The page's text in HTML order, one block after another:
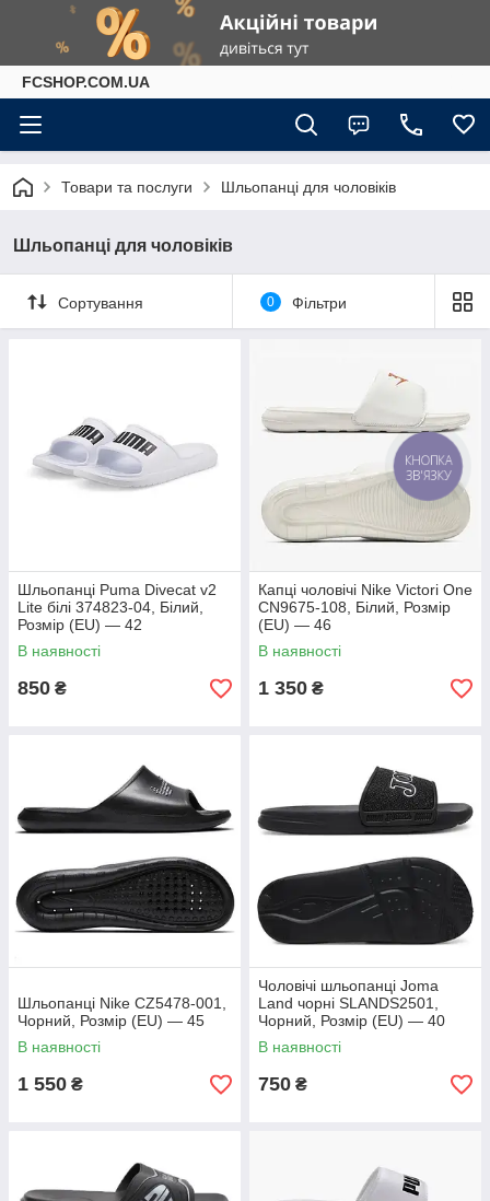
FCSHOP.COM.UA
Товари та послуги Шльопанці для чоловіків
Шльопанці для чоловіків
Сортування 0 Фільтри
Шльопанці Puma Divecat v2
Lite білі 374823-04, Білий,
Розмір (EU) — 42
В наявності
850 ₴
Капці чоловічі Nike Victori One
CN9675-108, Білий, Розмір
(EU) — 46
В наявності
1 350 ₴
Шльопанці Nike CZ5478-001,
Чорний, Розмір (EU) — 45
В наявності
1 550 ₴
Чоловічі шльопанці Joma
Land чорні SLANDS2501,
Чорний, Розмір (EU) — 40
В наявності
750 ₴
КНОПКА
ЗВ'ЯЗКУ